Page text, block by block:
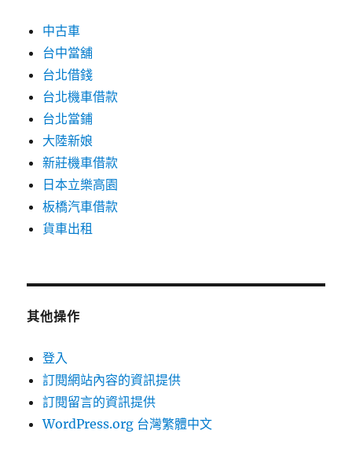
中古車
台中當舖
台北借錢
台北機車借款
台北當鋪
大陸新娘
新莊機車借款
日本立樂高園
板橋汽車借款
貨車出租
其他操作
登入
訂閱網站內容的資訊提供
訂閱留言的資訊提供
WordPress.org 台灣繁體中文